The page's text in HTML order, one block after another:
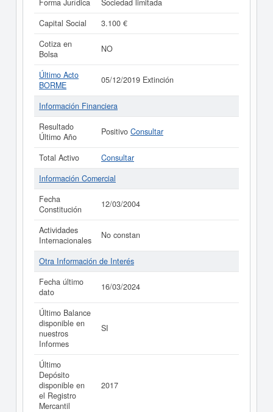
Forma Jurídica
Sociedad limitada
Capital Social
3.100 €
Cotiza en
Bolsa
NO
Último Acto
BORME
05/12/2019 Extinción
Información Financiera
Resultado
Último Año
Positivo Consultar
Total Activo
Consultar
Información Comercial
Fecha
Constitución
12/03/2004
Actividades
Internacionales
No constan
Otra Información de Interés
Fecha último
dato
16/03/2024
Último Balance
disponible en
nuestros
Informes
SI
Último
Depósito
disponible en
el Registro
Mercantil
2017